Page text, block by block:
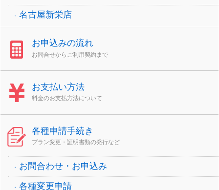
名古屋新栄店
お申込みの流れ
お問合せからご利用契約まで
お支払い方法
料金のお支払方法について
各種申請手続き
プラン変更・証明書類の発行など
お問合わせ・お申込み
各種変更申請